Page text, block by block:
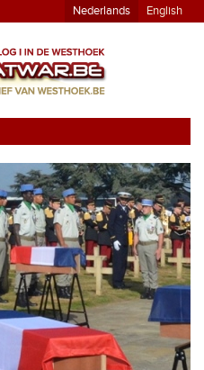
Nederlands English